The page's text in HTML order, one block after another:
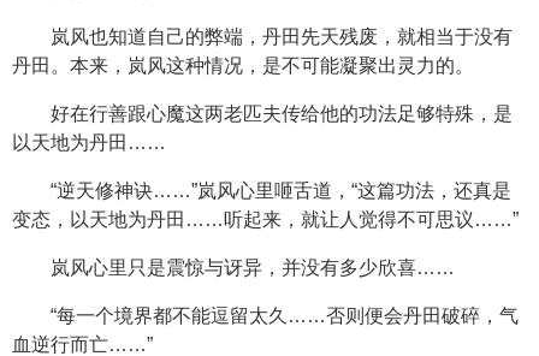
岚风也知道自己的弊端，丹田先天残废，就相当于没有
丹田。本来，岚风这种情况，是不可能凝聚出灵力的。
好在行善跟心魔这两老匹夫传给他的功法足够特殊，是
以天地为丹田……
“逆天修神诀……”岚风心里咂舌道，“这篇功法，还真是
变态，以天地为丹田……听起来，就让人觉得不可思议……”
岚风心里只是震惊与讶异，并没有多少欣喜……
“每一个境界都不能逗留太久……否则便会丹田破碎，气
血逆行而亡……”